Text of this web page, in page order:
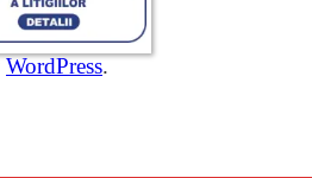
WordPress.